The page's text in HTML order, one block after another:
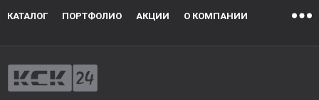
КАТАЛОГ ПОРТФОЛИО АКЦИИ О КОМПАНИИ